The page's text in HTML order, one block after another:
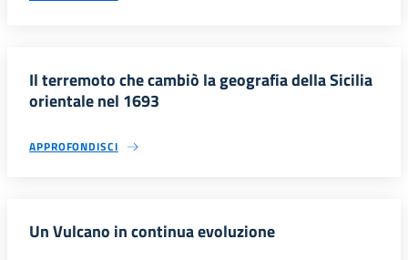
Il terremoto che cambiò la geografia della Sicilia
orientale nel 1693
APPROFONDISCI
Un Vulcano in continua evoluzione